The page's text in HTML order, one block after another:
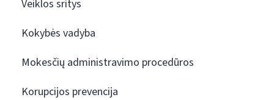
Veiklos sritys
Kokybės vadyba
Mokesčių administravimo procedūros
Korupcijos prevencija